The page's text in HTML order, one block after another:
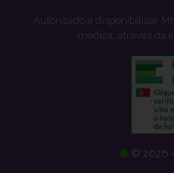
Autorizado a disponibilizar
médica, através da
© 2026